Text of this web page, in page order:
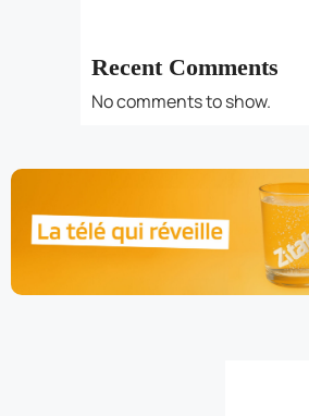
Recent Comments
No comments to show.